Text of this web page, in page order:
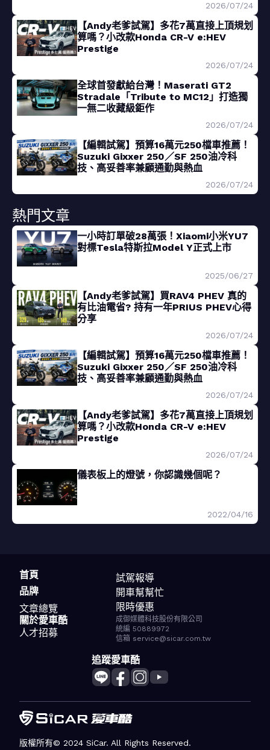
2026/07/24
【Andy老爹試駕】多花7萬直接上頂規划
算嗎？小改款Honda CR-V e:HEV
Prestige
2026/07/24
全球首發獻給台灣！Maserati GT2
Stradale「Tribute to MC12」打造獨
一無二收藏級鉅作
2026/07/24
【編輯試駕】預算16萬元250檔車推薦！
Suzuki Gixxer 250／SF 250油冷科
技、高妥善率兼顧通勤與熱血
2026/07/24
熱門文章
一小時訂單破28萬張！Xiaomi小米YU7
對標Tesla特斯拉Model Y正式上市
2025/06/27
【Andy老爹試駕】買RAV4 PHEV 真的
有比油電省? 持有一年PRIUS PHEV心得
分享
2026/07/24
【編輯試駕】預算16萬元250檔車推薦！
Suzuki Gixxer 250／SF 250油冷科
技、高妥善率兼顧通勤與熱血
2026/07/24
【Andy老爹試駕】多花7萬直接上頂規划
算嗎？小改款Honda CR-V e:HEV
Prestige
2026/07/24
儀表板上的燈號，你認識幾個呢？
2022/04/16
首頁
品牌
文章總覽
試駕報導
開車幫幫忙
限時優惠
關於愛車酷
人才招募
成御媒體科技股份有限公司
統編 50889972
信箱 service@sicar.com.tw
追蹤愛車酷
版權所有© 2024 SiCar. All Rights Reserved.